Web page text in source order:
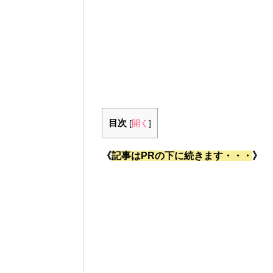
目次 [開く ]
《記事はPRの下に続きます・・・ 》